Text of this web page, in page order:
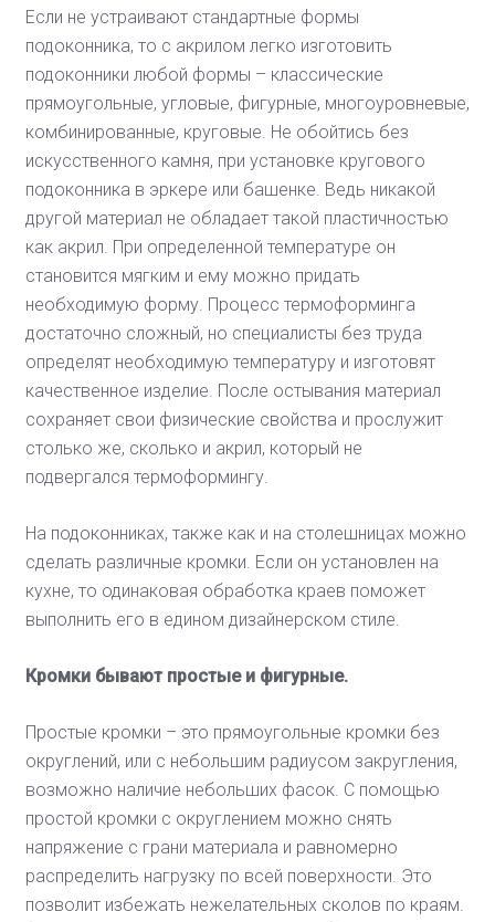
Если не устраивают стандартные формы
подоконника, то с акрилом легко изготовить
подоконники любой формы – классические
прямоугольные, угловые, фигурные, многоуровневые,
комбинированные, круговые. Не обойтись без
искусственного камня, при установке кругового
подоконника в эркере или башенке. Ведь никакой
другой материал не обладает такой пластичностью
как акрил. При определенной температуре он
становится мягким и ему можно придать
необходимую форму. Процесс термоформинга
достаточно сложный, но специалисты без труда
определят необходимую температуру и изготовят
качественное изделие. После остывания материал
сохраняет свои физические свойства и прослужит
столько же, сколько и акрил, который не
подвергался термоформингу.
На подоконниках, также как и на столешницах можно
сделать различные кромки. Если он установлен на
кухне, то одинаковая обработка краев поможет
выполнить его в едином дизайнерском стиле.
Кромки бывают простые и фигурные.
Простые кромки – это прямоугольные кромки без
округлений, или с небольшим радиусом закругления,
возможно наличие небольших фасок. С помощью
простой кромки с округлением можно снять
напряжение с грани материала и равномерно
распределить нагрузку по всей поверхности. Это
позволит избежать нежелательных сколов по краям.